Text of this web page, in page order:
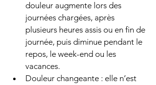
douleur augmente lors des
journées chargées, après
plusieurs heures assis ou en fin de
journée, puis diminue pendant le
repos, le week-end ou les
vacances.
Douleur changeante : elle n’est